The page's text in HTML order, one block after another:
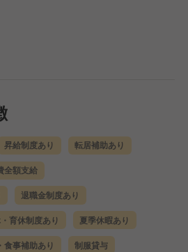
昇給制度あり 転居補助あり
全額支給
退職金制度あり
育休制度あり 夏季休暇あり
食事補助あり 制服貸与